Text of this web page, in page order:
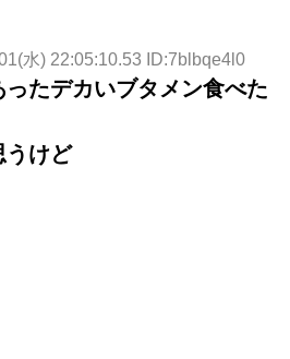
水) 22:05:10.53 ID:7blbqe4l0
たデカいブタメン食べた
うけど